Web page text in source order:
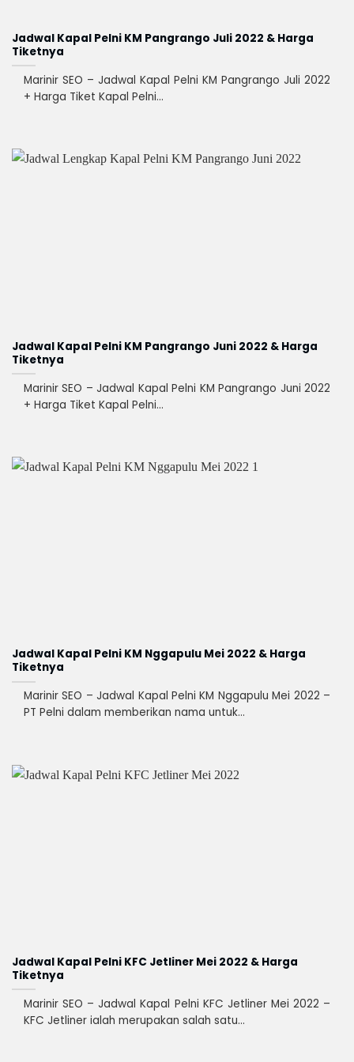
Jadwal Kapal Pelni KM Pangrango Juli 2022 & Harga
Tiketnya
Marinir SEO – Jadwal Kapal Pelni KM Pangrango Juli 2022
+ Harga Tiket Kapal Pelni...
Jadwal Kapal Pelni KM Pangrango Juni 2022 & Harga
Tiketnya
Marinir SEO – Jadwal Kapal Pelni KM Pangrango Juni 2022
+ Harga Tiket Kapal Pelni...
Jadwal Kapal Pelni KM Nggapulu Mei 2022 & Harga
Tiketnya
Marinir SEO – Jadwal Kapal Pelni KM Nggapulu Mei 2022 –
PT Pelni dalam memberikan nama untuk...
Jadwal Kapal Pelni KFC Jetliner Mei 2022 & Harga
Tiketnya
Marinir SEO – Jadwal Kapal Pelni KFC Jetliner Mei 2022 –
KFC Jetliner ialah merupakan salah satu...